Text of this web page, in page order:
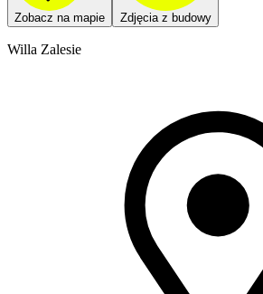
Zobacz na mapie Zdjęcia z budowy
Willa Zalesie